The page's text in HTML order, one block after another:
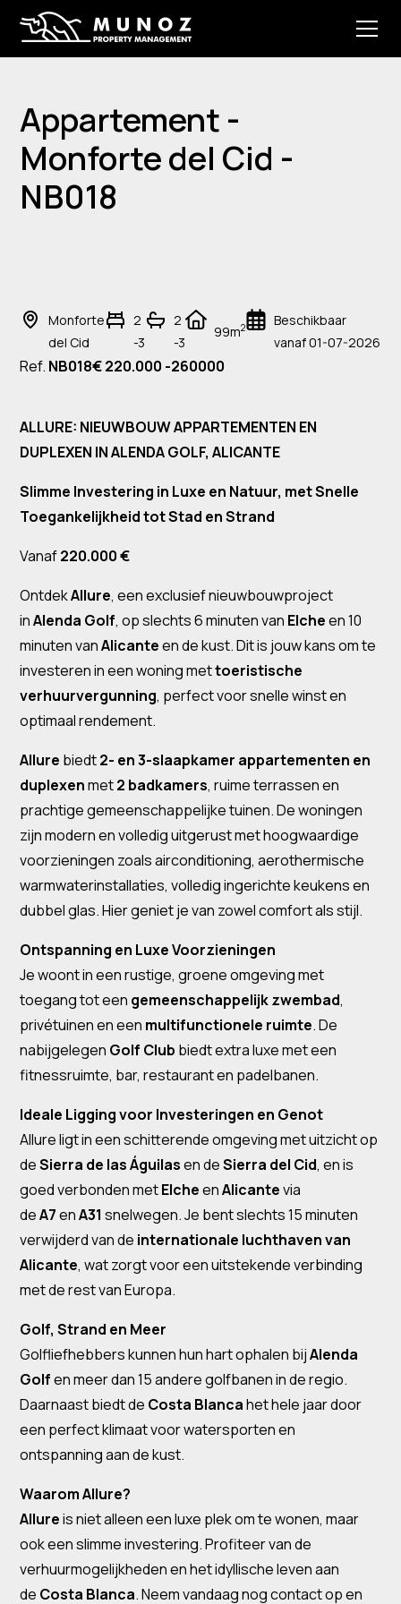
Appartement -
Monforte del Cid -
NB018
Monforte
del Cid
2
-3
2
-3
99m2
Beschikbaar
vanaf 01-07-2026
Ref. NB018€ 220.000 -260000
ALLURE: NIEUWBOUW APPARTEMENTEN EN
DUPLEXEN IN ALENDA GOLF, ALICANTE
Slimme Investering in Luxe en Natuur, met Snelle
Toegankelijkheid tot Stad en Strand
Vanaf220.000 €
OntdekAllure, een exclusief nieuwbouwproject
inAlenda Golf, op slechts 6 minuten van Elcheen 10
minuten vanAlicanteen de kust. Dit is jouw kans om te
investeren in een woning mettoeristische
verhuurvergunning, perfect voor snelle winst en
optimaal rendement.
Allure biedt2- en 3-slaapkamer appartementen en
duplexenmet2 badkamers, ruime terrassen en
prachtige gemeenschappelijke tuinen. De woningen
zijn modern en volledig uitgerust met hoogwaardige
voorzieningen zoals airconditioning, aerothermische
warmwaterinstallaties, volledig ingerichte keukens en
dubbel glas. Hier geniet je van zowel comfort als stijl.
Ontspanning en Luxe Voorzieningen
Je woont in een rustige, groene omgeving met
toegang tot een gemeenschappelijk zwembad,
privétuinen en een multifunctionele ruimte. De
nabijgelegen Golf Club biedt extra luxe met een
fitnessruimte, bar, restaurant en padelbanen.
Ideale Ligging voor Investeringen en Genot
Allure ligt in een schitterende omgeving met uitzicht op
deSierra de las Águilasen deSierra del Cid, en is
goed verbonden metElcheenAlicantevia
deA7enA31 snelwegen. Je bent slechts 15 minuten
verwijderd van de internationale luchthaven van
Alicante, wat zorgt voor een uitstekende verbinding
met de rest van Europa.
Golf, Strand en Meer
Golfliefhebbers kunnen hun hart ophalen bijAlenda
Golfen meer dan 15 andere golfbanen in de regio.
Daarnaast biedt de Costa Blancahet hele jaar door
een perfect klimaat voor watersporten en
ontspanning aan de kust.
Waarom Allure?
Allureis niet alleen een luxe plek om te wonen, maar
ook een slimme investering. Profiteer van de
verhuurmogelijkheden en het idyllische leven aan
de Costa Blanca. Neem vandaag nog contact op en